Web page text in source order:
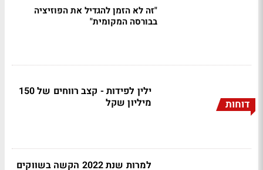
"זה לא הזמן להגדיל את הפוזיציה
בבורסה המקומית"
דוחות
ילין לפידות - קצב רווחים של 150
מיליון שקל
למרות שנת 2022 הקשה בשווקים